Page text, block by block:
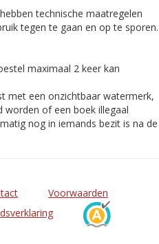
technische maatregelen
tegen te gaan en op te sporen.
maximaal 2 keer kan
met een onzichtbaar watermerk,
of een boek illegaal
nog in iemands bezit is na de
Voorwaarden